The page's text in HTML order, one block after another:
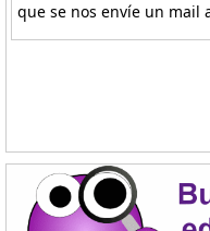
que se nos envíe un mail